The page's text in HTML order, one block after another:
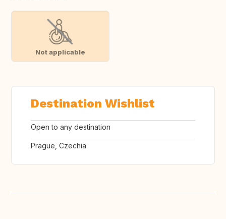
Not applicable
Destination Wishlist
Open to any destination
Prague, Czechia